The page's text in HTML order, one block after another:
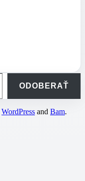
ODOBERAŤ
WordPress and Bam.